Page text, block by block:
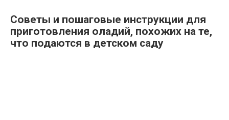
Советы и пошаговые инструкции для
приготовления оладий, похожих на те,
что подаются в детском саду